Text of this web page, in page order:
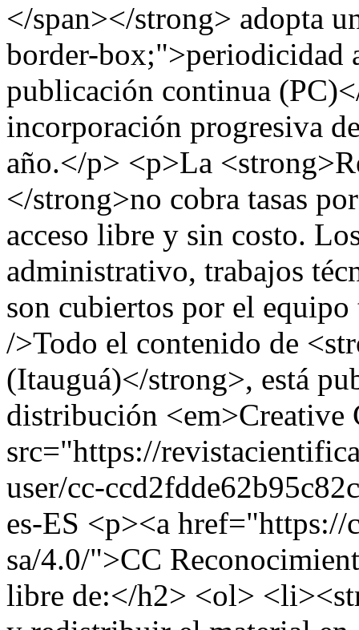
</span></strong> adopta
border-box;">periodicidad
publicación continua
incorporación progresiva
año.</p> <p>La
</strong>no cobra tasas
acceso libre y sin costo.
administrativo, trabajos
son cubiertos por el
/>Todo el contenido de
(Itauguá)</strong>, está
distribución <em>Creative
src="https://
user/cc-
es-ES <p><a href="https://
sa/4.0/">CC
libre de:</h2> <ol>